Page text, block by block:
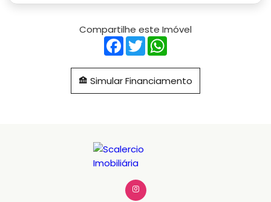
Compartilhe este Imóvel
Facebook
Twitter
Simular Financiamento